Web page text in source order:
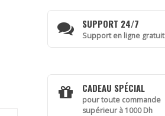
SUPPORT 24/7
Support en ligne gratuit
CADEAU SPÉCIAL
pour toute commande
supérieur à 1000 Dh